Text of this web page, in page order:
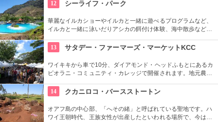
12 シーライフ・パーク
華麗なイルカショーやイルカと一緒に遊べるプログラムなど、
イルカと一緒に泳いだりアシカの餌付け体験、海中散歩など、
ヌイグルミやTシャツなどオリジナルグッズも人気です。
13 サタデー・ファーマーズ・マーケットKCC
ワイキキから車で10分、ダイアモンド・ヘッドふもとにあるカ
ピオラニ・コミュニティ・カレッジで開催されます。地元農家
食べたくなっちゃいそう。ロコも観光客も多く集まる人気の朝
市なので、売り切れが発生するかも。なるべく早い時間に行っ
てみよう。
14 クカニロコ・バースストートン
オアフ島の中心部、「へその緒」と呼ばれている聖地です。ハ
ワイ王朝時代、王族女性が出産したといわれる場所で、今は子